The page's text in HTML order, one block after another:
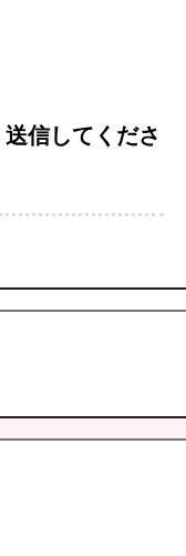
信してくださ